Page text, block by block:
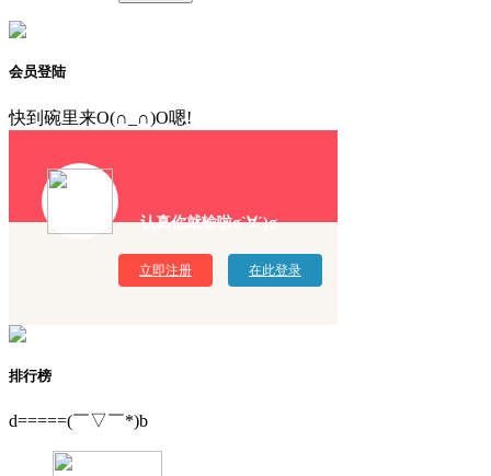
会员登陆
快到碗里来O(∩_∩)O嗯!
认真你就输啦σ`∀´)σ
立即注册 在此登录
排行榜
d=====(￣▽￣*)b